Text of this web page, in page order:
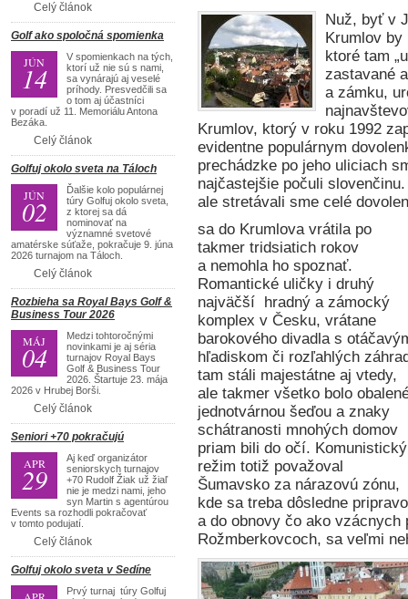
Celý článok
Golf ako spoločná spomienka
JÚN
14
V spomienkach na tých,
ktorí už nie sú s nami,
sa vynárajú aj veselé
príhody. Presvedčili sa
o tom aj účastníci
v poradí už 11. Memoriálu Antona
Bezáka.
Celý článok
Golfuj okolo sveta na Táloch
JÚN
02
Ďalšie kolo populárnej
túry Golfuj okolo sveta,
z ktorej sa dá
nominovať na
významné svetové
amatérske súťaže, pokračuje 9. júna
2026 turnajom na Táloch.
Celý článok
Rozbieha sa Royal Bays Golf &
Business Tour 2026
MÁJ
04
Medzi tohtoročnými
novinkami je aj séria
turnajov Royal Bays
Golf & Business Tour
2026. Štartuje 23. mája
2026 v Hrubej Borši.
Celý článok
Seniori +70 pokračujú
APR
29
Aj keď organizátor
seniorskych turnajov
+70 Rudolf Žiak už žiaľ
nie je medzi nami, jeho
syn Martin s agentúrou
Events sa rozhodli pokračovať
v tomto podujatí.
Celý článok
Golfuj okolo sveta v Sedíne
Prvý turnaj túry Golfuj
Nuž, byť v
Krumlov by
ktoré tam
zastavané
a zámku,
Krumlov, ktorý v roku 1992
evidentne populárnym
prechádzke po jeho uliciach
najčastejšie počuli
ale stretávali sme celé
sa do Krumlova vrátila po
takmer tridsiatich rokov
a nemohla ho spoznať.
Romantické uličky i druhý
najväčší hradný a zámocký
komplex v Česku, vrátane
barokového divadla s
hľadiskom či rozľahlých
tam stáli majestátne aj vtedy,
ale takmer všetko bolo
jednotvárnou šeďou a znaky
schátranosti mnohých domov
priam bili do očí. Komunistický
režim totiž považoval
Šumavsko za nárazovú zónu,
kde sa treba dôsledne
a do obnovy čo ako vzácnych
Rožmberkovcoch, sa veľmi